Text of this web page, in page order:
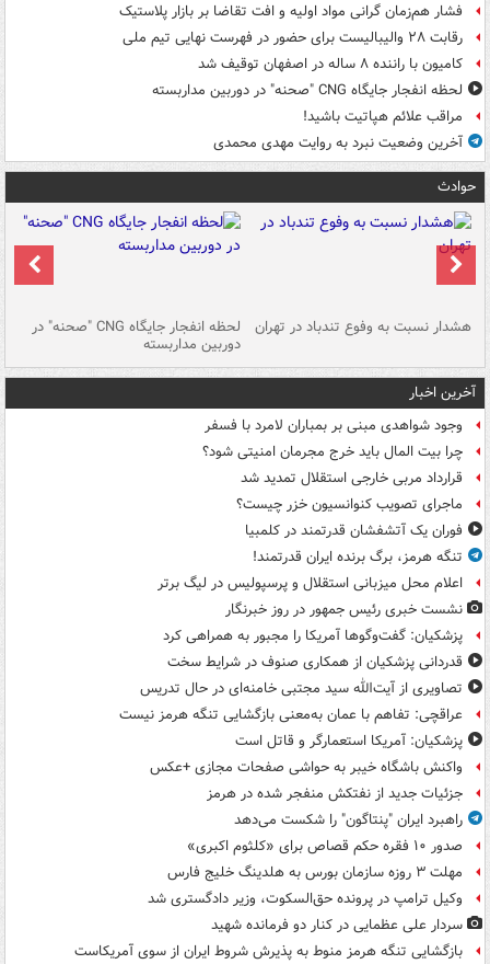
فشار هم‌زمان گرانی مواد اولیه و افت تقاضا بر بازار پلاستیک
رقابت ۲۸ والیبالیست برای حضور در فهرست نهایی تیم ملی
کامیون با راننده ۸ ساله در اصفهان توقیف شد
لحظه انفجار جایگاه CNG "صحنه" در دوربین مداربسته
مراقب علائم هپاتیت باشید!
آخرین وضعیت نبرد به روایت مهدی محمدی
حوادث
هشدار نسبت به وفوع تندباد در تهران لحظه انفجار جایگاه CNG "صحنه" در
دوربین مداربسته
آخرین اخبار
وجود شواهدی مبنی بر بمباران لامرد با فسفر
چرا بیت المال باید خرج مجرمان امنیتی شود؟
قرارداد مربی خارجی استقلال تمدید شد
ماجرای تصویب کنوانسیون خزر چیست؟
فوران یک آتشفشان قدرتمند در کلمبیا
تنگه هرمز، برگ برنده ایران قدرتمند!
اعلام محل میزبانی استقلال و پرسپولیس در لیگ برتر
نشست خبری رئیس جمهور در روز خبرنگار
پزشکیان: گفت‌وگوها آمریکا را مجبور به همراهی کرد
قدردانی پزشکیان از همکاری صنوف در شرایط سخت
تصاویری از آیت‌الله سید مجتبی خامنه‌ای در حال تدریس
عراقچی: تفاهم با عمان به‌معنی بازگشایی تنگه هرمز نیست
پزشکیان: آمریکا استعمارگر و قاتل است
واکنش باشگاه خیبر به حواشی صفحات مجازی +عکس
جزئیات جدید از نفتکش منفجر شده در هرمز
راهبرد ایران "پنتاگون" را شکست می‌دهد
صدور ۱۰ فقره حکم قصاص برای «کلثوم اکبری»
مهلت ۳ روزه سازمان بورس به هلدینگ خلیج فارس
وکیل ترامپ در پرونده حق‌السکوت، وزیر دادگستری شد
سردار علی عظمایی در کنار دو فرمانده شهید
بازگشایی تنگه هرمز منوط به پذیرش شروط ایران از سوی آمریکاست